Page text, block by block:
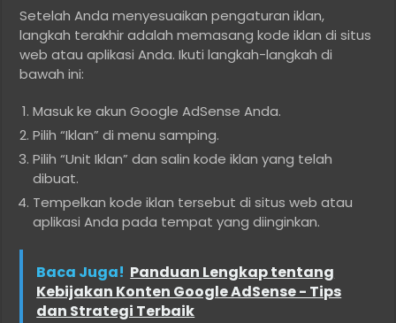
Setelah Anda menyesuaikan pengaturan iklan,
langkah terakhir adalah memasang kode iklan di situs
web atau aplikasi Anda. Ikuti langkah-langkah di
bawah ini:
Masuk ke akun Google AdSense Anda.
Pilih “Iklan” di menu samping.
Pilih “Unit Iklan” dan salin kode iklan yang telah
dibuat.
Tempelkan kode iklan tersebut di situs web atau
aplikasi Anda pada tempat yang diinginkan.
Baca Juga! Panduan Lengkap tentang
Kebijakan Konten Google AdSense - Tips
dan Strategi Terbaik